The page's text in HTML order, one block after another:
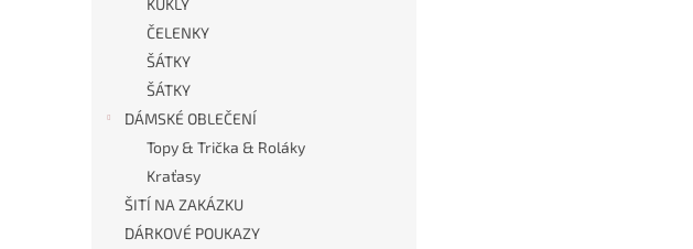
KUKLY
ČELENKY
ŠÁTKY
ŠÁTKY
DÁMSKÉ OBLEČENÍ
Topy & Trička & Roláky
Kraťasy
ŠITÍ NA ZAKÁZKU
DÁRKOVÉ POUKAZY